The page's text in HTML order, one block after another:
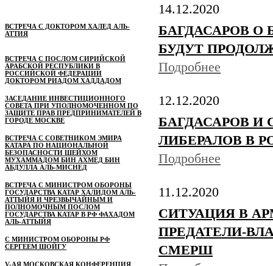
ВСТРЕЧА С ДОКТОРОМ ХАЛЕД АЛЬ-
АТТИЯ
ВСТРЕЧА С ПОСЛОМ СИРИЙСКОЙ
АРАБСКОЙ РЕСПУБЛИКИ В
РОССИЙСКОЙ ФЕДЕРАЦИИ
ДОКТОРОМ РИАДОМ ХАДДАДОМ
ЗАСЕДАНИЕ ИНВЕСТИЦИОННОГО
СОВЕТА ПРИ УПОЛНОМОЧЕННОМ ПО
ЗАЩИТЕ ПРАВ ПРЕДПРИНИМАТЕЛЕЙ В
ГОРОДЕ МОСКВЕ
ВСТРЕЧА С СОВЕТНИКОМ ЭМИРА
КАТАРА ПО НАЦИОНАЛЬНОЙ
БЕЗОПАСНОСТИ ШЕЙХОМ
МУХАММАДОМ БИН АХМЕД БИН
АБДУЛЛА АЛЬ-МИСНЕД
ВСТРЕЧА С МИНИСТРОМ ОБОРОНЫ
ГОСУДАРСТВА КАТАР ХАЛИДОМ АЛЬ-
АТТЫЙЯ И ЧРЕЗВЫЧАЙНЫМ И
ПОЛНОМОЧНЫМ ПОСЛОМ
ГОСУДАРСТВА КАТАР В РФ ФАХАДОМ
АЛЬ-АТТЫЙЯ
С МИНИСТРОМ ОБОРОНЫ РФ
СЕРГЕЕМ ШОЙГУ
V-АЯ МОСКОВСКАЯ КОНФЕРЕНЦИЯ
14.12.2020
БАГДАСАРОВ
БУДУТ
Подробнее
12.12.2020
БАГДАСАРОВ И
ЛИБЕРАЛОВ В
Подробнее
11.12.2020
СИТУАЦИЯ В
ПРЕДАТЕЛИ-
СМЕРШ